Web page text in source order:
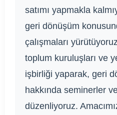
satımı yapmakla
geri dönüşüm
çalışmaları
toplum kuruluşları ve
işbirliği yaparak, geri
hakkında seminerler
düzenliyoruz.